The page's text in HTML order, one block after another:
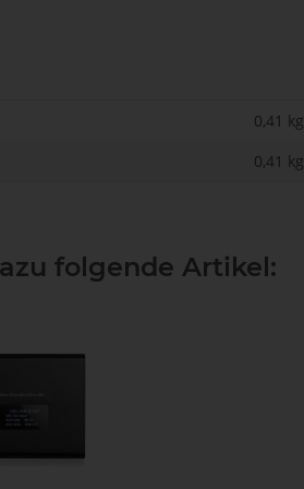
0,41 kg
0,41 kg
folgende Artikel: